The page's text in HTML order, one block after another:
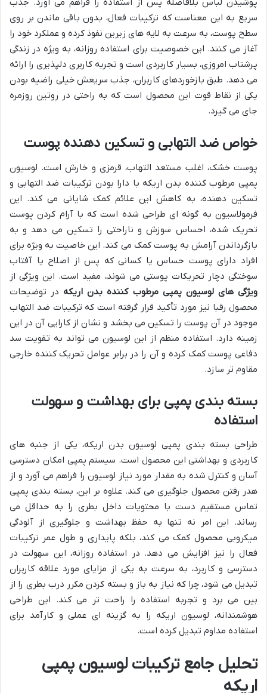
پوشیدن لباس بلافاصله پس از استفاده را فراهم می آورد. جذب
سریع به این معناست که ترکیبات فعال، بدون باقی ماندن بر روی
سطح پوست، به سرعت به لایه های زیرین نفوذ کرده و عملکرد خود را
آغاز می کنند. این خصوصیت برای استفاده روزانه، به ویژه در زندگی
پرشتاب امروزی، بسیار کاربردی است و تجربه کاربری دلپذیری را ارائه
می دهد. طبق بازخوردهای کاربران، جذب سریعش خیلی راضیه بودن
یکی از نقاط قوت این محصول است که به راحتی در روتین روزمره
جای می گیرد.
خواص ضد التهابی و تسکین دهنده پوست
پوست خشک، اغلب مستعد التهاب، قرمزی و خارش است. لوسیون
پمپی مرطوب کننده بدن اریکه با دارا بودن ترکیبات ضد التهابی و
تسکین دهنده، به کاهش این علائم کمک شایانی می کند. این
فرمولاسیون به گونه ای طراحی شده است که با آرام کردن پوست
تحریک شده، احساس سوزش و ناراحتی را تسکین می دهد و به
بازگرداندن آرامش به پوست کمک می کند. این خاصیت به ویژه برای
افراد دارای پوست حساس یا کسانی که پس از اصلاح یا آفتاب
سوختگی دچار تحریکات پوستی می شوند، مفید است. این ویژگی از
ویژگی های لوسیون پمپی مرطوب کننده بدن اریکه در توضیحات
محصول رقبا نیز مورد تأکید قرار گرفته است که ترکیبات ضد التهاب
موجود در آن پوست را تسکین می بخشد و نشان از کارایی آن در این
زمینه دارد. استفاده منظم از این لوسیون می تواند به تقویت سد
دفاعی پوست کمک کرده و آن را در برابر عوامل تحریک کننده خارجی
مقاوم تر سازد.
بسته بندی پمپی برای بهداشت و سهولت
استفاده
طراحی بسته بندی پمپی لوسیون بدن اریکه، یکی از جنبه های
کاربردی و بهداشتی این محصول است. سیستم پمپی امکان دسترسی
آسان و کنترل شده به مقدار مورد نیاز لوسیون را فراهم می آورد و از
هدر رفتن محصول جلوگیری می کند. علاوه بر این، بسته بندی پمپی
تماس مستقیم دست با محتویات داخل بطری را به حداقل می
رساند. این امر نه تنها به حفظ بهداشت و جلوگیری از آلودگی
میکروبی محصول کمک می کند، بلکه پایداری و طول عمر ترکیبات
فعال را نیز افزایش می دهد. در استفاده روزانه، این سهولت در
دسترسی و کاربرد، به سرعت به یکی از مزایای مورد علاقه کاربران
تبدیل می شود، چرا که نیاز به باز و بسته کردن مکرر درب بطری را از
بین می برد و تجربه استفاده را راحت تر می کند. این طراحی
هوشمندانه، لوسیون اریکه را به گزینه ای عملی و کارآمد برای
استفاده مداوم تبدیل کرده است.
تحلیل جامع ترکیبات لوسیون پمپی
اریکه